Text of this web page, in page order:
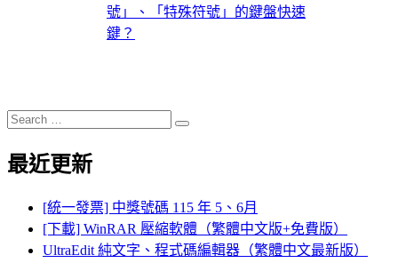
號」、「特殊符號」的鍵盤快速
鍵？
Search
for:
Search
最近更新
[統一發票] 中獎號碼 115 年 5、6月
[下載] WinRAR 壓縮軟體（繁體中文版+免費版）
UltraEdit 純文字、程式碼編輯器（繁體中文最新版）